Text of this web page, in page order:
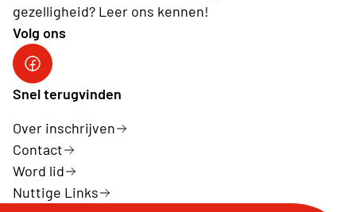
gezelligheid? Leer ons kennen!
Volg ons
Facebook
Snel terugvinden
Over inschrijven
Contact
Word lid
Nuttige Links